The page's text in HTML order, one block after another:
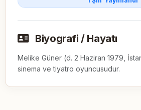
Biyografi / Hayatı
Melike Güner (d. 2 Haziran 1979,
sinema ve tiyatro oyuncusudur.